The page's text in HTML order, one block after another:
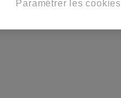
Paramétrer les cookies